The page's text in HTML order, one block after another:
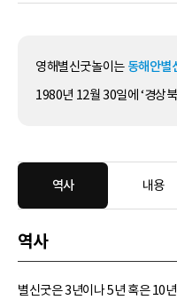
영해별신굿놀이는 동해안별
1980년 12월 30일에 ‘경상
역사 내용
역사
별신굿은 3년이나 5년 혹은 10